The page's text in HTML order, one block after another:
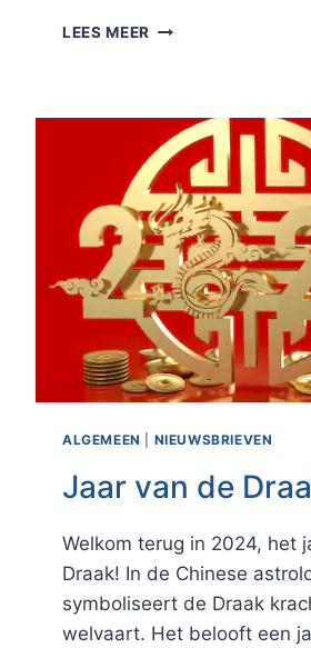
LEES MEER PARAMEDISCH
SNELLER
AF
TE
RONDEN!
ALGEMEEN NIEUWSBRIEVEN
Jaar van de
Welkom terug in 2024, het
Draak! In de Chinese
symboliseert de Draak
welvaart. Het belooft een